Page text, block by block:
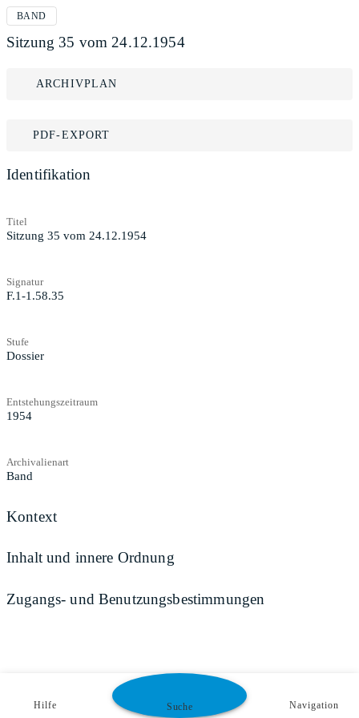
BAND
Sitzung 35 vom 24.12.1954
ARCHIVPLAN
PDF-EXPORT
Identifikation
Titel
Sitzung 35 vom 24.12.1954
Signatur
F.1-1.58.35
Stufe
Dossier
Entstehungszeitraum
1954
Archivalienart
Band
Kontext
Inhalt und innere Ordnung
Zugangs- und Benutzungsbestimmungen
Hilfe Suche Navigation